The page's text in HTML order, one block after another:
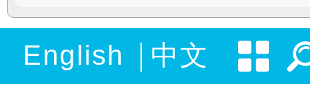
English 中文